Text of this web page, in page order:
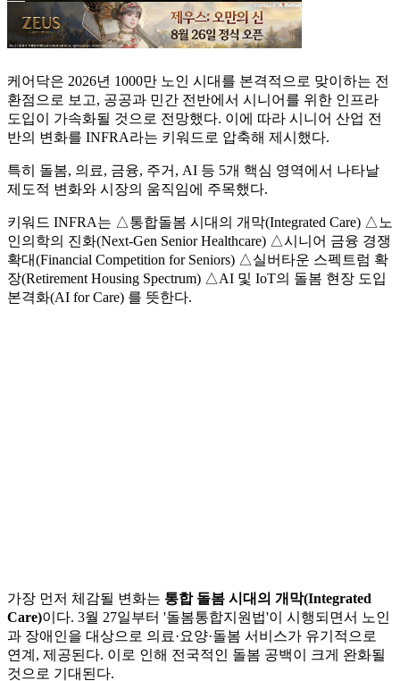
케어닥은 2026년 1000만 노인 시대를 본격적으로 맞이하는 전
환점으로 보고, 공공과 민간 전반에서 시니어를 위한 인프라
도입이 가속화될 것으로 전망했다. 이에 따라 시니어 산업 전
반의 변화를 INFRA라는 키워드로 압축해 제시했다.
특히 돌봄, 의료, 금융, 주거, AI 등 5개 핵심 영역에서 나타날
제도적 변화와 시장의 움직임에 주목했다.
키워드 INFRA는 △통합돌봄 시대의 개막(Integrated Care) △노
인의학의 진화(Next-Gen Senior Healthcare) △시니어 금융 경쟁
확대(Financial Competition for Seniors) △실버타운 스펙트럼 확
장(Retirement Housing Spectrum) △AI 및 IoT의 돌봄 현장 도입
본격화(AI for Care) 를 뜻한다.
가장 먼저 체감될 변화는 통합 돌봄 시대의 개막(Integrated
Care)이다. 3월 27일부터 '돌봄통합지원법'이 시행되면서 노인
과 장애인을 대상으로 의료·요양·돌봄 서비스가 유기적으로
연계, 제공된다. 이로 인해 전국적인 돌봄 공백이 크게 완화될
것으로 기대된다.